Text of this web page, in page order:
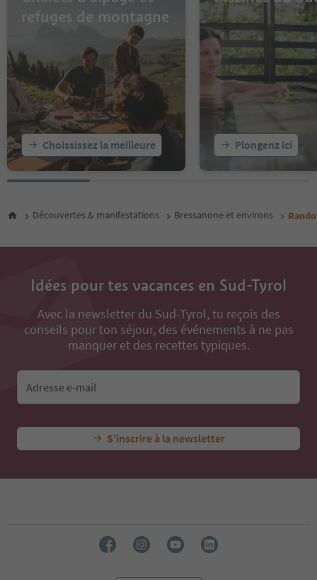
refuges de montagne
Choississez la meilleure Plongenz ici
Découvertes & manifestations Bressanone et environs
Idées pour tes vacances en Sud-Tyrol
Avec la newsletter du Sud-Tyrol, tu reçois des
conseils pour ton séjour, des événements à ne pas
manquer et des recettes typiques.
Adresse e-mail
S’inscrire à la newsletter